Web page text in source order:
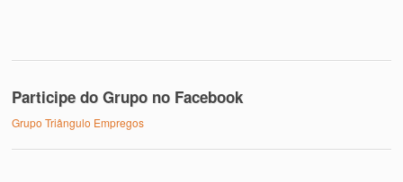
Participe do Grupo no Facebook
Grupo Triângulo Empregos